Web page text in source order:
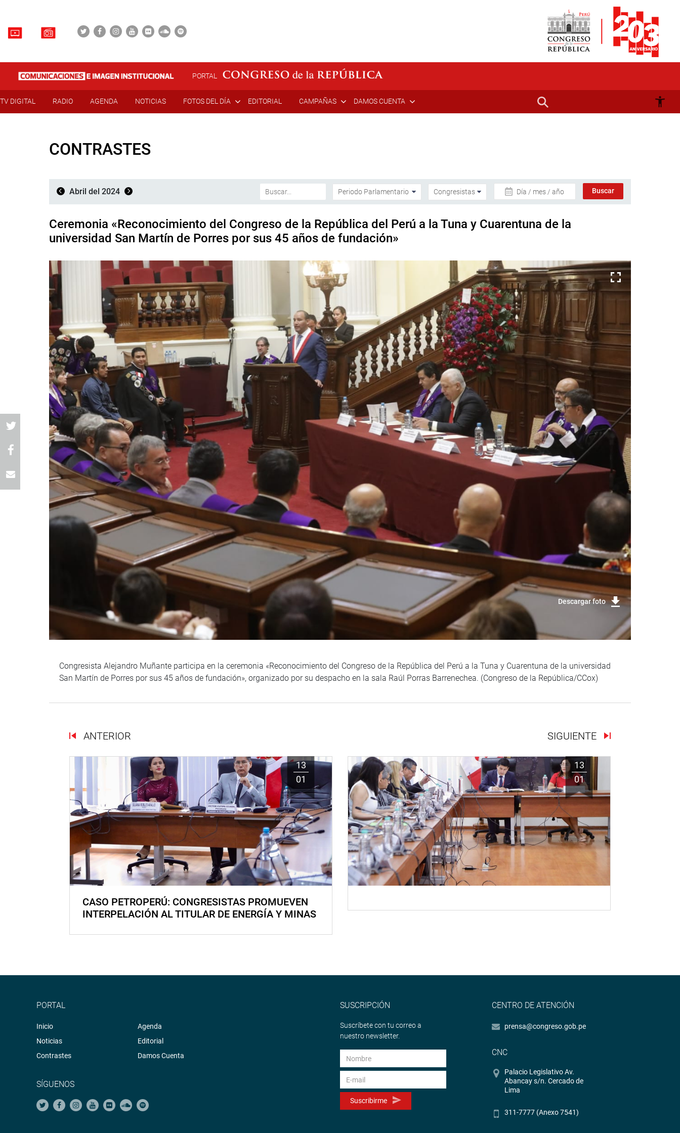
PORTAL
TV DIGITAL RADIO AGENDA NOTICIAS FOTOS DEL DÍA EDITORIAL CAMPAÑAS DAMOS CUENTA
CONTRASTES
Abril del 2024 Día / mes / año
Ceremonia «Reconocimiento del Congreso de la República del Perú a la Tuna y Cuarentuna de la
universidad San Martín de Porres por sus 45 años de fundación»
Descargar foto
Congresista Alejandro Muñante participa en la ceremonia «Reconocimiento del Congreso de la República del Perú a la Tuna y Cuarentuna de la universidad
San Martín de Porres por sus 45 años de fundación», organizado por su despacho en la sala Raúl Porras Barrenechea. (Congreso de la República/CCox)
ANTERIOR SIGUIENTE
13
01
CASO PETROPERÚ: CONGRESISTAS PROMUEVEN
INTERPELACIÓN AL TITULAR DE ENERGÍA Y MINAS
13
01
PORTAL
Inicio
Noticias
Contrastes
Agenda
Editorial
Damos Cuenta
SÍGUENOS
SUSCRIPCIÓN
Suscríbete con tu correo a
nuestro newsletter.
Suscribirme
CENTRO DE ATENCIÓN
prensa@congreso.gob.pe
CNC
Palacio Legislativo Av.
Abancay s/n. Cercado de
Lima
311-7777 (Anexo 7541)